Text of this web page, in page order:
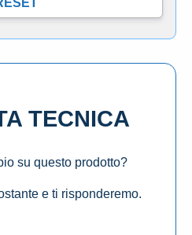
TECNICA
su questo prodotto?
e ti risponderemo.